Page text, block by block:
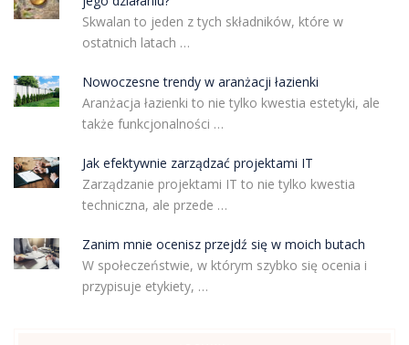
Skwalan to jeden z tych składników, które w
ostatnich latach …
Nowoczesne trendy w aranżacji łazienki
Aranżacja łazienki to nie tylko kwestia estetyki, ale
także funkcjonalności …
Jak efektywnie zarządzać projektami IT
Zarządzanie projektami IT to nie tylko kwestia
techniczna, ale przede …
Zanim mnie ocenisz przejdź się w moich butach
W społeczeństwie, w którym szybko się ocenia i
przypisuje etykiety, …